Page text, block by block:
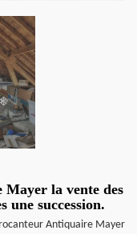
la vente des
une succession.
Antiquaire Mayer